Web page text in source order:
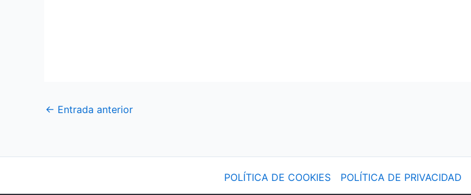
← Entrada anterior
POLÍTICA DE COOKIES POLÍTICA DE PRIVACIDAD